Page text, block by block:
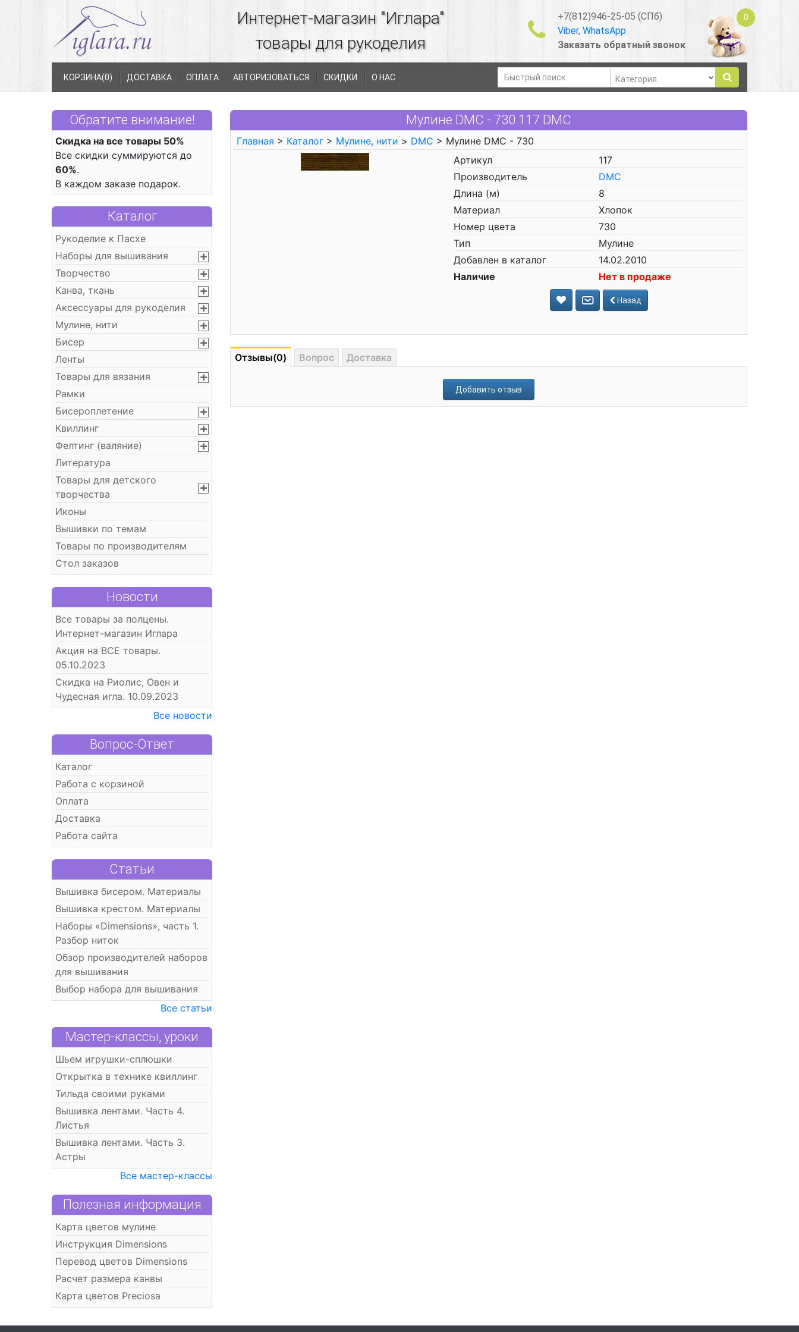
Интернет-магазин "Иглара"
товары для рукоделия
+7(812)946-25-05 (СПб)
Viber, WhatsApp
Заказать обратный звонок
0
КОРЗИНА(0) ДОСТАВКА ОПЛАТА АВТОРИЗОВАТЬСЯ СКИДКИ О НАС
Обратите внимание!
Скидка на все товары 50%
Все скидки суммируются до
60%.
В каждом заказе подарок.
Каталог
Рукоделие к Пасхе
Наборы для вышивания
Творчество
Канва, ткань
Аксессуары для рукоделия
Мулине, нити
Бисер
Ленты
Товары для вязания
Рамки
Бисероплетение
Квиллинг
Фелтинг (валяние)
Литература
Товары для детского
творчества
Иконы
Вышивки по темам
Товары по производителям
Стол заказов
Новости
Все товары за полцены.
Интернет-магазин Иглара
Акция на ВСЕ товары.
05.10.2023
Скидка на Риолис, Овен и
Чудесная игла. 10.09.2023
Все новости
Вопрос-Ответ
Каталог
Работа с корзиной
Оплата
Доставка
Работа сайта
Статьи
Вышивка бисером. Материалы
Вышивка крестом. Материалы
Наборы «Dimensions», часть 1.
Разбор ниток
Обзор производителей наборов
для вышивания
Выбор набора для вышивания
Все статьи
Мастер-классы, уроки
Шьем игрушки-сплюшки
Открытка в технике квиллинг
Тильда своими руками
Вышивка лентами. Часть 4.
Листья
Вышивка лентами. Часть 3.
Астры
Все мастер-классы
Полезная информация
Карта цветов мулине
Инструкция Dimensions
Перевод цветов Dimensions
Расчет размера канвы
Карта цветов Preciosa
Мулине DMC - 730 117 DMC
Главная > Каталог > Мулине, нити > DMC > Мулине DMC - 730
Артикул
117
Производитель
DMC
Длина (м)
8
Материал
Хлопок
Номер цвета
730
Тип
Мулине
Добавлен в каталог
14.02.2010
Наличие
Нет в продаже
Назад
Отзывы(0) Вопрос Доставка
Добавить отзыв